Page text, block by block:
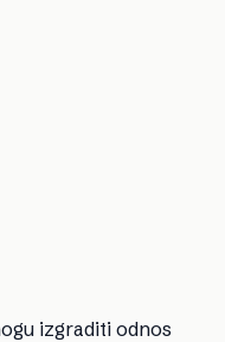
izgraditi odnos